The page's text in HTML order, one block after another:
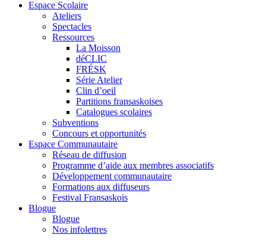
Espace Scolaire
Ateliers
Spectacles
Ressources
La Moisson
déCLIC
FRÉSK
Série Atelier
Clin d’oeil
Partitions fransaskoises
Catalogues scolaires
Subventions
Concours et opportunités
Espace Communautaire
Réseau de diffusion
Programme d’aide aux membres associatifs
Développement communautaire
Formations aux diffuseurs
Festival Fransaskois
Blogue
Blogue
Nos infolettres